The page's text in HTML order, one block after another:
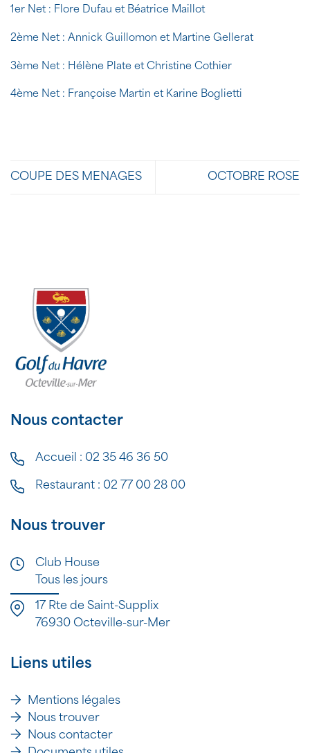
1er Net : Flore Dufau et Béatrice Maillot
2ème Net : Annick Guillomon et Martine Gellerat
3ème Net : Hélène Plate et Christine Cothier
4ème Net : Françoise Martin et Karine Boglietti
COUPE DES MENAGES OCTOBRE ROSE
Nous contacter
Accueil : 02 35 46 36 50
Restaurant : 02 77 00 28 00
Nous trouver
Club House
Tous les jours
17 Rte de Saint-Supplix
76930 Octeville-sur-Mer
Liens utiles
Mentions légales
Nous trouver
Nous contacter